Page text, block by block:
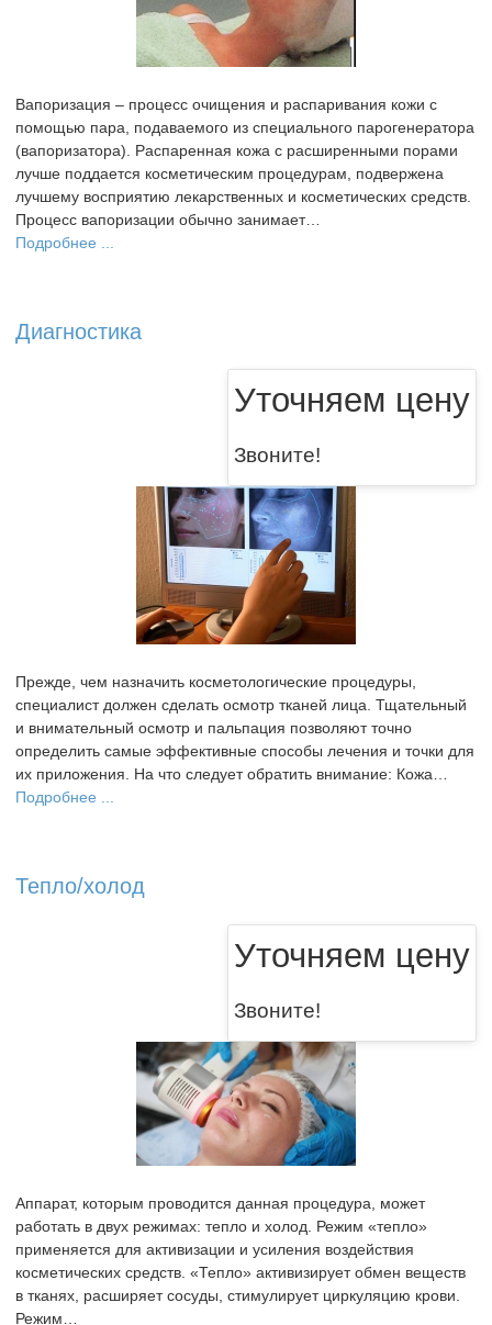
Вапоризация – процесс очищения и распаривания кожи с
помощью пара, подаваемого из специального парогенератора
(вапоризатора). Распаренная кожа с расширенными порами
лучше поддается косметическим процедурам, подвержена
лучшему восприятию лекарственных и косметических средств.
Процесс вапоризации обычно занимает…
Подробнее ...
Диагностика
Уточняем цену
Звоните!
Прежде, чем назначить косметологические процедуры,
специалист должен сделать осмотр тканей лица. Тщательный
и внимательный осмотр и пальпация позволяют точно
определить самые эффективные способы лечения и точки для
их приложения. На что следует обратить внимание: Кожа…
Подробнее ...
Тепло/холод
Уточняем цену
Звоните!
Аппарат, которым проводится данная процедура, может
работать в двух режимах: тепло и холод. Режим «тепло»
применяется для активизации и усиления воздействия
косметических средств. «Тепло» активизирует обмен веществ
в тканях, расширяет сосуды, стимулирует циркуляцию крови.
Режим…